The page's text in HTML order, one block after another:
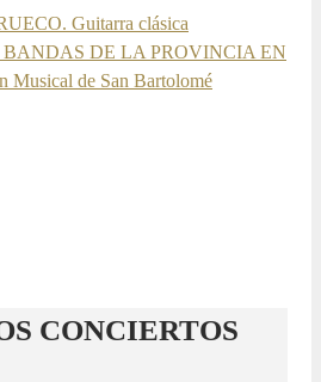
Guitarra clásica
DE LA PROVINCIA EN
de San Bartolomé
CONCIERTOS